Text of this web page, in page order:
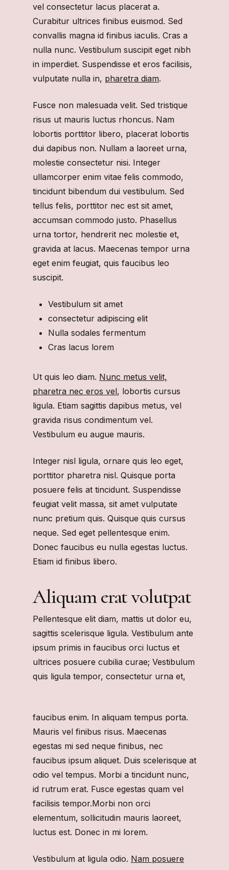
vel consectetur lacus placerat a.
Curabitur ultrices finibus euismod. Sed
convallis magna id finibus iaculis. Cras a
nulla nunc. Vestibulum suscipit eget nibh
in imperdiet. Suspendisse et eros facilisis,
vulputate nulla in, pharetra diam.
Fusce non malesuada velit. Sed tristique
risus ut mauris luctus rhoncus. Nam
lobortis porttitor libero, placerat lobortis
dui dapibus non. Nullam a laoreet urna,
molestie consectetur nisi. Integer
ullamcorper enim vitae felis commodo,
tincidunt bibendum dui vestibulum. Sed
tellus felis, porttitor nec est sit amet,
accumsan commodo justo. Phasellus
urna tortor, hendrerit nec molestie et,
gravida at lacus. Maecenas tempor urna
eget enim feugiat, quis faucibus leo
suscipit.
Vestibulum sit amet
consectetur adipiscing elit
Nulla sodales fermentum
Cras lacus lorem
Ut quis leo diam. Nunc metus velit,
pharetra nec eros vel, lobortis cursus
ligula. Etiam sagittis dapibus metus, vel
gravida risus condimentum vel.
Vestibulum eu augue mauris.
Integer nisl ligula, ornare quis leo eget,
porttitor pharetra nisl. Quisque porta
posuere felis at tincidunt. Suspendisse
feugiat velit massa, sit amet vulputate
nunc pretium quis. Quisque quis cursus
neque. Sed eget pellentesque enim.
Donec faucibus eu nulla egestas luctus.
Etiam id finibus libero.
Aliquam erat volutpat
Pellentesque elit diam, mattis ut dolor eu,
sagittis scelerisque ligula. Vestibulum ante
ipsum primis in faucibus orci luctus et
ultrices posuere cubilia curae; Vestibulum
quis ligula tempor, consectetur urna et,
faucibus enim. In aliquam tempus porta.
Mauris vel finibus risus. Maecenas
egestas mi sed neque finibus, nec
faucibus ipsum aliquet. Duis scelerisque at
odio vel tempus. Morbi a tincidunt nunc,
id rutrum erat. Fusce egestas quam vel
facilisis tempor.Morbi non orci
elementum, sollicitudin mauris laoreet,
luctus est. Donec in mi lorem.
Vestibulum at ligula odio. Nam posuere